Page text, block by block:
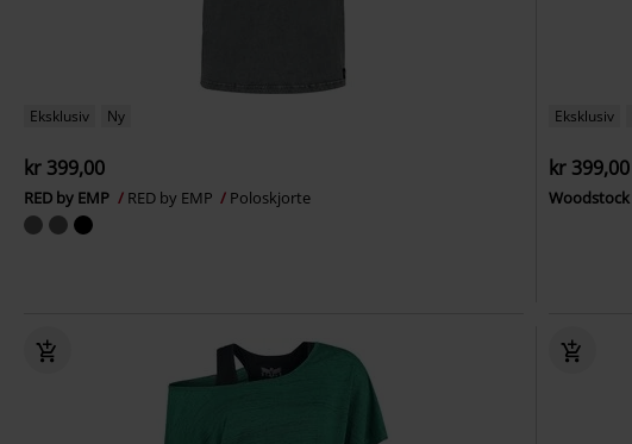
Eksklusiv Ny
kr 399,00
RED by EMP RED by EMP Poloskjorte
Eksklusiv
kr 399,00
Woodstock